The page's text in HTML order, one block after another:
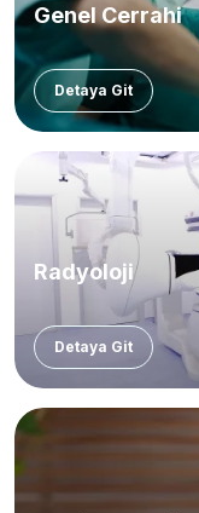
Genel Cerrahi
Detaya Git
Radyoloji
Detaya Git